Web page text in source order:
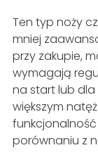
Ten typ noży
mniej
przy zakupie,
wymagają
na start lub dla
większym
porównaniu z